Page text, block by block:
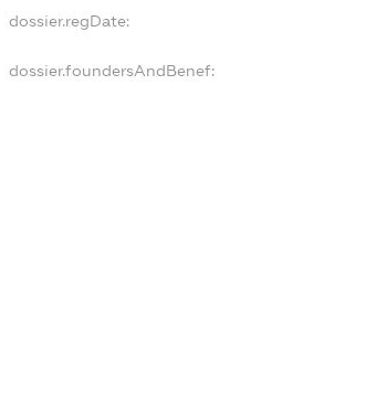
dossier.regDate:
dossier.foundersAndBenef: